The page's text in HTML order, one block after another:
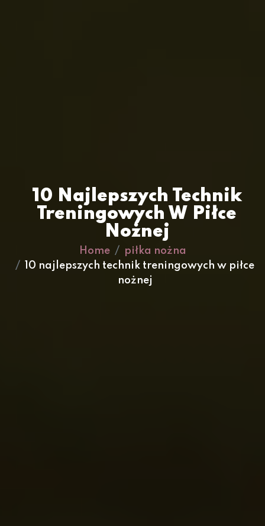
10 Najlepszych Technik
Treningowych W Piłce
Nożnej
Home
piłka nożna
10 najlepszych technik treningowych w piłce
nożnej